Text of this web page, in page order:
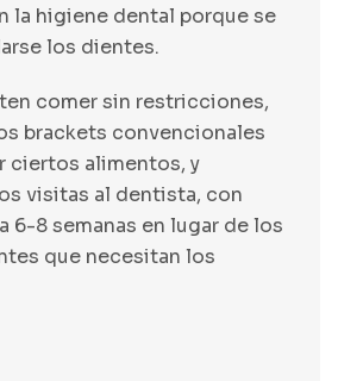
la higiene dental porque se
los dientes.
comer sin restricciones,
brackets convencionales
ciertos alimentos, y
visitas al dentista, con
6-8 semanas en lugar de los
que necesitan los